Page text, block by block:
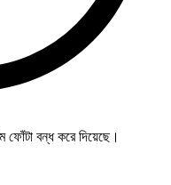
ফোঁটা বন্ধ করে দিয়েছে।